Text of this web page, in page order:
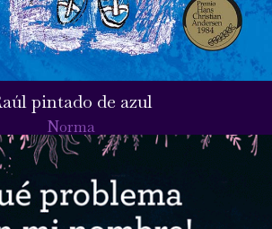
pintado de azul
Norma